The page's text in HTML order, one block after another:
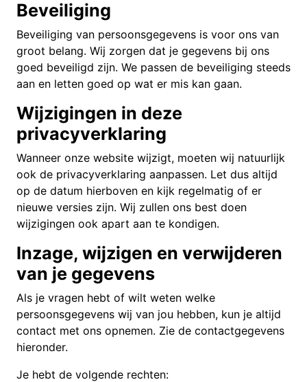
Beveiliging
Beveiliging van persoonsgegevens is voor ons van
groot belang. Wij zorgen dat je gegevens bij ons
goed beveiligd zijn. We passen de beveiliging steeds
aan en letten goed op wat er mis kan gaan.
Wijzigingen in deze
privacyverklaring
Wanneer onze website wijzigt, moeten wij natuurlijk
ook de privacyverklaring aanpassen. Let dus altijd
op de datum hierboven en kijk regelmatig of er
nieuwe versies zijn. Wij zullen ons best doen
wijzigingen ook apart aan te kondigen.
Inzage, wijzigen en verwijderen
van je gegevens
Als je vragen hebt of wilt weten welke
persoonsgegevens wij van jou hebben, kun je altijd
contact met ons opnemen. Zie de contactgegevens
hieronder.
Je hebt de volgende rechten: